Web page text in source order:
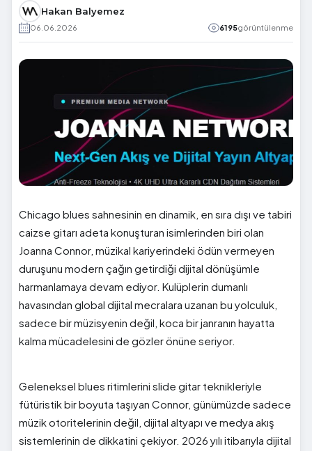
Hakan Balyemez
06.06.2026 6195görüntülenme
Chicago blues sahnesinin en dinamik, en sıra dışı ve tabiri
caizse gitarı adeta konuşturan isimlerinden biri olan
Joanna Connor, müzikal kariyerindeki ödün vermeyen
duruşunu modern çağın getirdiği dijital dönüşümle
harmanlamaya devam ediyor. Kulüplerin dumanlı
havasından global dijital mecralara uzanan bu yolculuk,
sadece bir müzisyenin değil, koca bir janranın hayatta
kalma mücadelesini de gözler önüne seriyor.
Geleneksel blues ritimlerini slide gitar teknikleriyle
fütüristik bir boyuta taşıyan Connor, günümüzde sadece
müzik otoritelerinin değil, dijital altyapı ve medya akış
sistemlerinin de dikkatini çekiyor. 2026 yılı itibarıyla dijital